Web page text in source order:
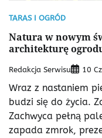
TARAS I OGRÓD
Natura w nowym
architekturę
Redakcja Serwisu 10
Wraz z nastaniem
budzi się do życia.
Zachwyca pełną
zapada zmrok,